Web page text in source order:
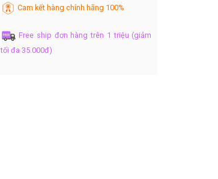
Cam kết hàng chính hãng 100%
Free ship đơn hàng trên 1 triệu (giảm
tối đa 35.000đ)